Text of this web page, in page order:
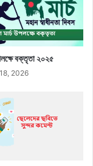
বক্তৃতা ২০২৫
2026